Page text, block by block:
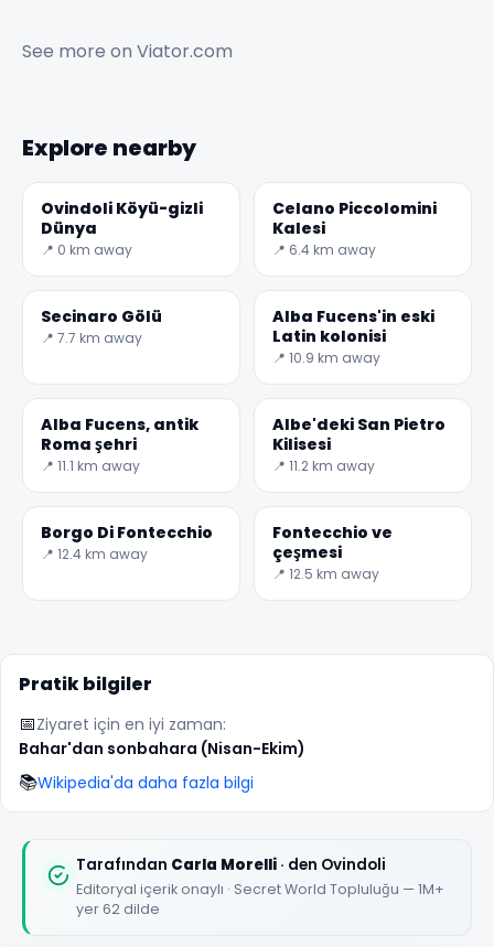
See more on Viator.com
Explore nearby
Ovindoli Köyü-gizli
Dünya
📍 0 km away
Celano Piccolomini
Kalesi
📍 6.4 km away
Secinaro Gölü
📍 7.7 km away
Alba Fucens'in eski
Latin kolonisi
📍 10.9 km away
Alba Fucens, antik
Roma şehri
📍 11.1 km away
Albe'deki San Pietro
Kilisesi
📍 11.2 km away
Borgo Di Fontecchio
📍 12.4 km away
Fontecchio ve
çeşmesi
📍 12.5 km away
Pratik bilgiler
📅Ziyaret için en iyi zaman:
Bahar'dan sonbahara (Nisan-Ekim)
📚Wikipedia'da daha fazla bilgi
Tarafından Carla Morelli · den Ovindoli
Editoryal içerik onaylı · Secret World Topluluğu — 1M+
yer 62 dilde
🏆 🏆 #1 Trip Planner 2026
Rated best travel app worldwide
★★★★★
1,000,000+ places in your pocket. Free.